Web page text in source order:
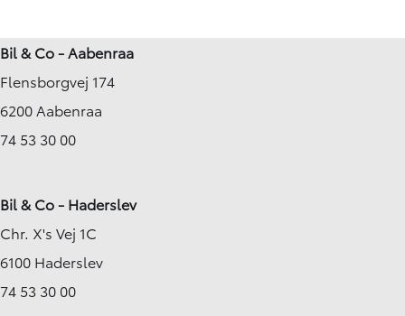
2023
Hybrid (Benzin / El)
KONTANT
FINANSIERING
Bil & Co - Aabenraa
Flensborgvej 174
6200 Aabenraa
74 53 30 00
Bil & Co - Haderslev
Chr. X's Vej 1C
6100 Haderslev
74 53 30 00